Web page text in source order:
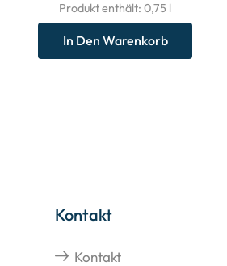
Produkt enthält: 0,75 l
In Den Warenkorb
Kontakt
Kontakt